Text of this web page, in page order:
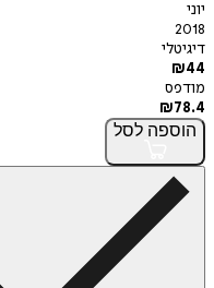
יוני
2018
דיגיטלי
₪44
מודפס
₪78.4
הוספה לסל